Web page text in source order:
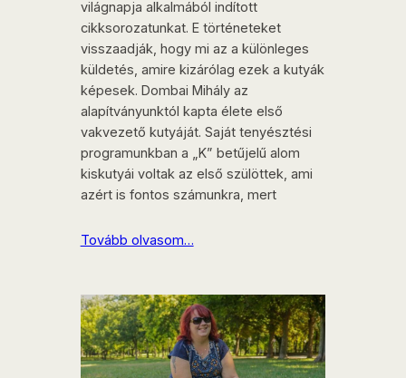
világnapja alkalmából indított
cikksorozatunkat. E történeteket
visszaadják, hogy mi az a különleges
küldetés, amire kizárólag ezek a kutyák
képesek. Dombai Mihály az
alapítványunktól kapta élete első
vakvezető kutyáját. Saját tenyésztési
programunkban a „K” betűjelű alom
kiskutyái voltak az első szülöttek, ami
azért is fontos számunkra, mert
Tovább olvasom…